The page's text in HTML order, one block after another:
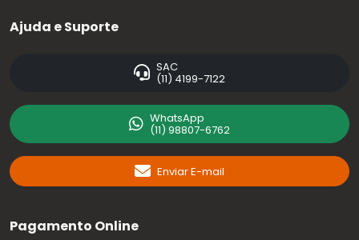
Ajuda e Suporte
SAC
(11) 4199-7122
WhatsApp
(11) 98807-6762
Enviar E-mail
Pagamento Online